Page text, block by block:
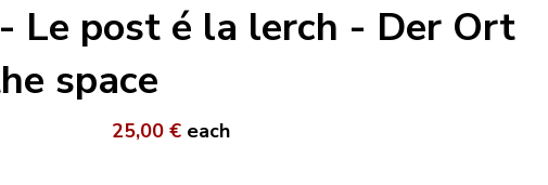
Le post é la lerch - Der Ort
space
25,00 € each